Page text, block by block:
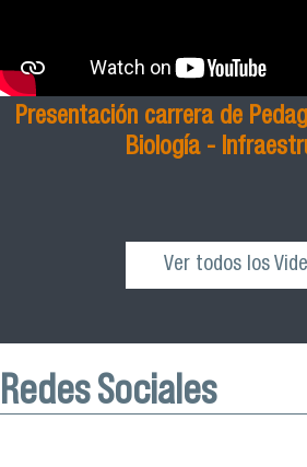
Presentación carrera de
Biología -
Ver todos los
Redes Sociales